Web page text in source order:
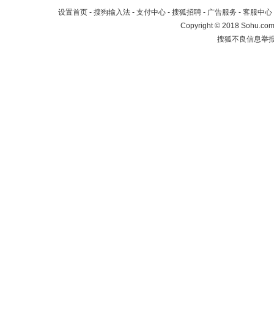
设置首页 - 搜狗输入法 - 支付中心 - 搜狐招聘 - 广告服务 - 客服中心
Copyright©2018
搜狐不良信息举